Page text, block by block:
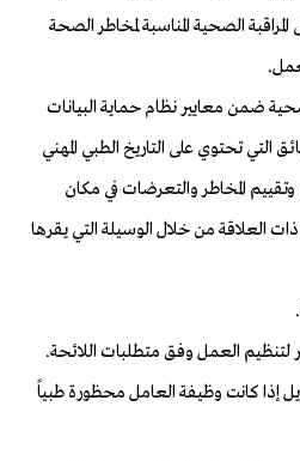
الصحية المناسبة لمخاطر الصحة
ضمن معايير نظام حماية البيانات
تحتوي على التاريخ الطبي المهني
المخاطر والتعرضات في مكان
العلاقة من خلال الوسيلة التي يقرها
إذا كانت وظيفة العامل محظورة طبياً